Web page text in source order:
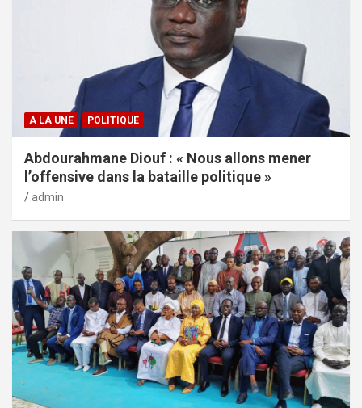
A LA UNE POLITIQUE
Abdourahmane Diouf : « Nous allons mener
l’offensive dans la bataille politique »
admin